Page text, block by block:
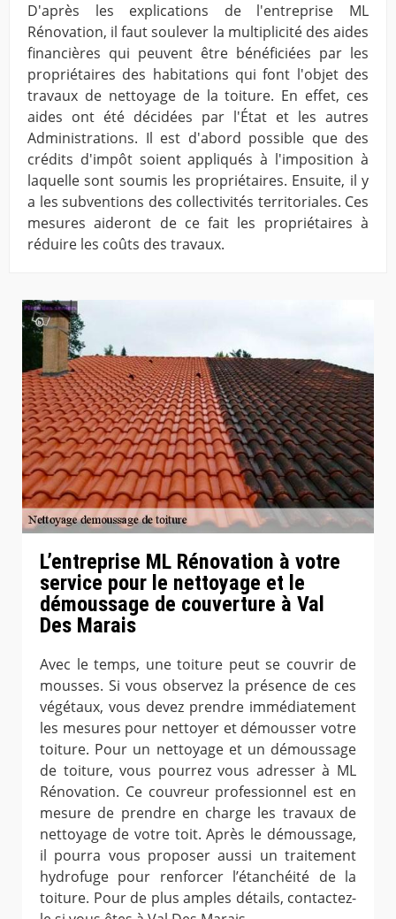
D'après les explications de l'entreprise ML
Rénovation, il faut soulever la multiplicité des aides
financières qui peuvent être bénéficiées par les
propriétaires des habitations qui font l'objet des
travaux de nettoyage de la toiture. En effet, ces
aides ont été décidées par l'État et les autres
Administrations. Il est d'abord possible que des
crédits d'impôt soient appliqués à l'imposition à
laquelle sont soumis les propriétaires. Ensuite, il y
a les subventions des collectivités territoriales. Ces
mesures aideront de ce fait les propriétaires à
réduire les coûts des travaux.
L’entreprise ML Rénovation à votre
service pour le nettoyage et le
démoussage de couverture à Val
Des Marais
Avec le temps, une toiture peut se couvrir de
mousses. Si vous observez la présence de ces
végétaux, vous devez prendre immédiatement
les mesures pour nettoyer et démousser votre
toiture. Pour un nettoyage et un démoussage
de toiture, vous pourrez vous adresser à ML
Rénovation. Ce couvreur professionnel est en
mesure de prendre en charge les travaux de
nettoyage de votre toit. Après le démoussage,
il pourra vous proposer aussi un traitement
hydrofuge pour renforcer l’étanchéité de la
toiture. Pour de plus amples détails, contactez-